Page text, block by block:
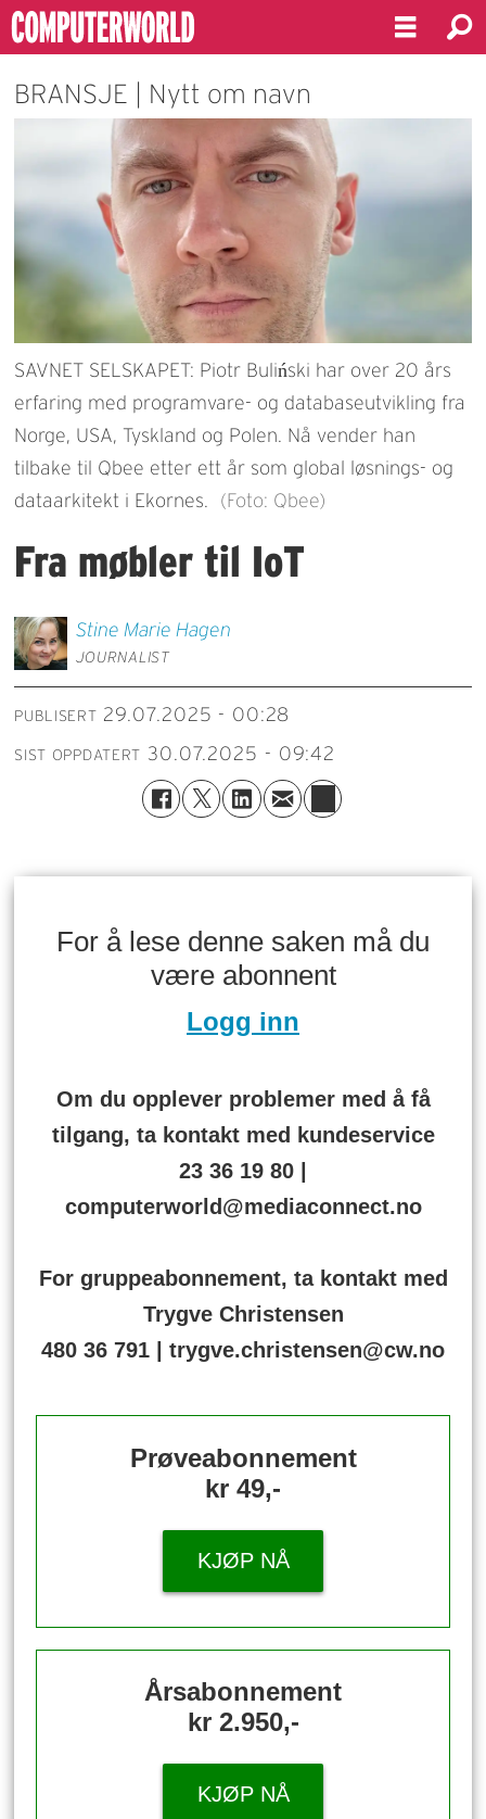
BRANSJE | Nytt om navn
SAVNET SELSKAPET: Piotr Buliński har over 20 års
erfaring med programvare- og databaseutvikling fra
Norge, USA, Tyskland og Polen. Nå vender han
tilbake til Qbee etter ett år som global løsnings- og
dataarkitekt i Ekornes.
(Foto: Qbee)
Fra møbler til IoT
Stine Marie Hagen
JOURNALIST
PUBLISERT 29.07.2025 - 00:28
SIST OPPDATERT 30.07.2025 - 09:42
For å lese denne saken må du
være abonnent
Logg inn
Om du opplever problemer med å få
tilgang, ta kontakt med kundeservice
23 36 19 80 |
computerworld@mediaconnect.no
For gruppeabonnement, ta kontakt med
Trygve Christensen
480 36 791 | trygve.christensen@cw.no
Prøveabonnement
kr 49,-
KJØP NÅ
Årsabonnement
kr 2.950,-
KJØP NÅ